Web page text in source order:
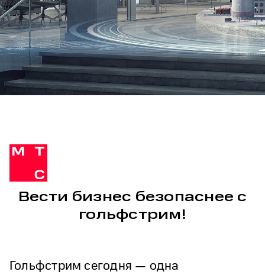
Вести бизнес безопаснее с
гольфстрим!
Гольфстрим сегодня — одна